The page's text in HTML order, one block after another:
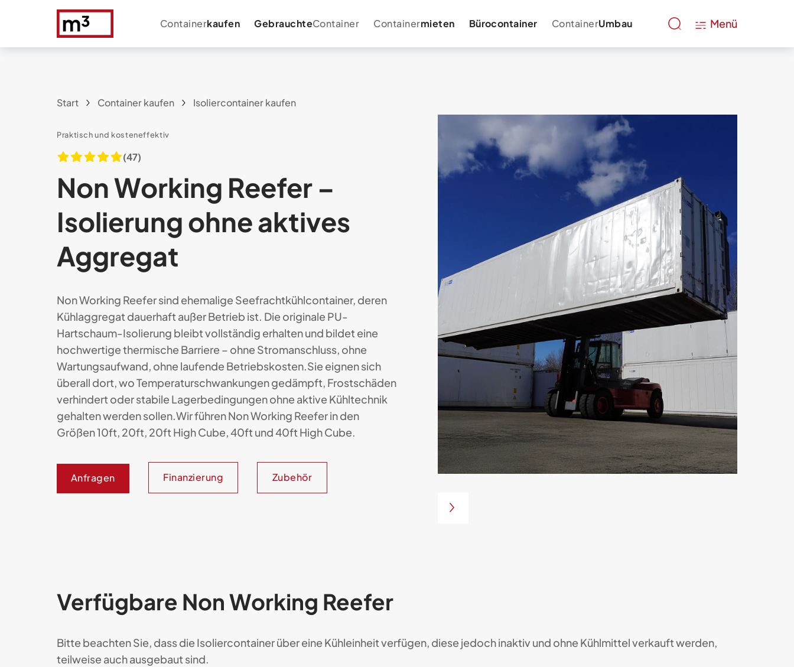
Containerkaufen GebrauchteContainer Containermieten Bürocontainer ContainerUmbau Menü
Start Container kaufen Isoliercontainer kaufen
Praktisch und kosteneffektiv
(47)
Non Working Reefer –
Isolierung ohne aktives
Aggregat
Non Working Reefer sind ehemalige Seefrachtkühlcontainer, deren
Kühlaggregat dauerhaft außer Betrieb ist. Die originale PU-
Hartschaum-Isolierung bleibt vollständig erhalten und bildet eine
hochwertige thermische Barriere – ohne Stromanschluss, ohne
Wartungsaufwand, ohne laufende Betriebskosten.Sie eignen sich
überall dort, wo Temperaturschwankungen gedämpft, Frostschäden
verhindert oder stabile Lagerbedingungen ohne aktive Kühltechnik
gehalten werden sollen.Wir führen Non Working Reefer in den
Größen 10ft, 20ft, 20ft High Cube, 40ft und 40ft High Cube.
Anfragen Finanzierung Zubehör
Verfügbare Non Working Reefer
Bitte beachten Sie, dass die Isolier­container über eine Kühleinheit verfügen, diese jedoch inaktiv und ohne Kühlmittel verkauft werden,
teilweise auch ausgebaut sind.